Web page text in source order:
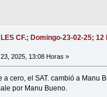
CF.; Domingo-23-02-25; 12
2025, 13:08 Horas »
cero, el SAT. cambió a Manu
por Manu Bueno.